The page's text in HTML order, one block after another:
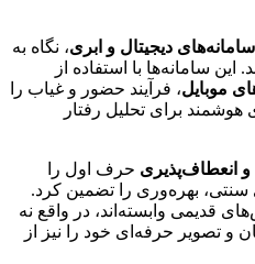
سامانه‌های دیجیتال و ابری، نگاه به
سامانه‌ها با استفاده از
موبایل، فرآیند حضور و غیاب را
هوشمند برای تحلیل رفتار
انعطاف‌پذیری حرف اول را
سنتی، بهره‌وری را تضمین کرد.
قدیمی وابسته‌اند، در واقع نه
و تصویر حرفه‌ای خود را نیز از